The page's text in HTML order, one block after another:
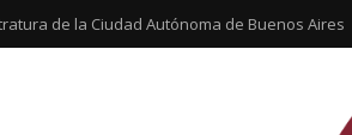
de la Ciudad Autónoma de Buenos Aires